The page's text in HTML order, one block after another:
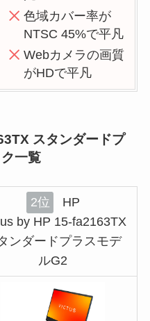
色域カバー率が
NTSC 45%で平凡
Webカメラの画質
がHDで平凡
スタンダードプ
一覧
2位
HP
by HP 15-fa2163TX
ンダードプラスモデ
ルG2